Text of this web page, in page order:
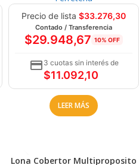
Precio de lista $33.276,30
Contado / Transferencia
$29.948,67 10% OFF
3 cuotas sin interés de
$11.092,10
LEER MÁS
Lona Cobertor Multiproposito